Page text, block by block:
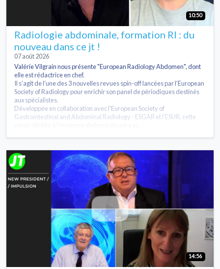
10:50
Radiologie abdominale, formation RI : du
nouveau dans ce jt !
07 août 2026
Valérie Vilgrain nous présente "European Radiology Abdomen", dont
elle est rédactrice en chef.
Il s’agit de l'une des 3 nouvelles revues spin-off lancées par l'European
Society of Radiology pour enrichir son panel de périodiques destinés
aux spécialistes.
Développée en collaboration avec l'European Society of
Gastrointestinal and Abdominal Radiology - ESGAR et l'ESUR, cette
14:56